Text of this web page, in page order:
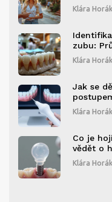
Klára
zubu:
Klára
Jak se
Klára
Co je
vědět o
Klára